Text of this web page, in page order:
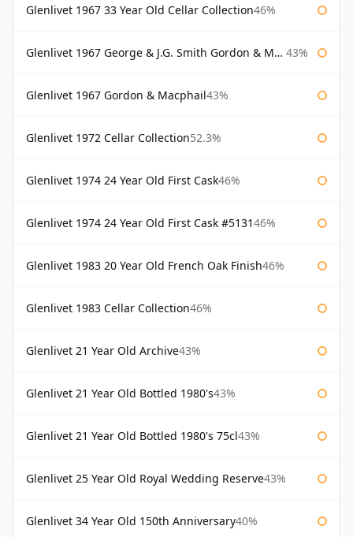
Glenlivet 1967 33 Year Old Cellar Collection46%
Glenlivet 1967 George & J.G. Smith Gordon & Macphail 43%
Glenlivet 1967 Gordon & Macphail43%
Glenlivet 1972 Cellar Collection52.3%
Glenlivet 1974 24 Year Old First Cask46%
Glenlivet 1974 24 Year Old First Cask #513146%
Glenlivet 1983 20 Year Old French Oak Finish46%
Glenlivet 1983 Cellar Collection46%
Glenlivet 21 Year Old Archive43%
Glenlivet 21 Year Old Bottled 1980's43%
Glenlivet 21 Year Old Bottled 1980's 75cl43%
Glenlivet 25 Year Old Royal Wedding Reserve43%
Glenlivet 34 Year Old 150th Anniversary40%